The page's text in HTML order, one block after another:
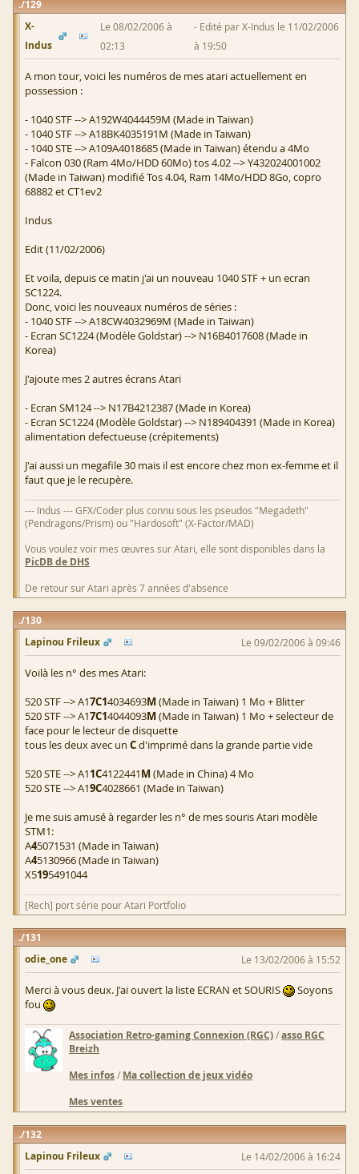
129
X-
Indus
Le 08/02/2006 à
02:13
Edité par X-Indus le 11/02/2006
à 19:50
A mon tour, voici les numéros de mes atari actuellement en
possession :
- 1040 STF --> A192W4044459M (Made in Taiwan)
- 1040 STF --> A18BK4035191M (Made in Taiwan)
- 1040 STE --> A109A4018685 (Made in Taiwan) étendu a 4Mo
- Falcon 030 (Ram 4Mo/HDD 60Mo) tos 4.02 --> Y432024001002
(Made in Taiwan) modifié Tos 4.04, Ram 14Mo/HDD 8Go, copro
68882 et CT1ev2
Indus
Edit (11/02/2006)
Et voila, depuis ce matin j'ai un nouveau 1040 STF + un ecran
SC1224.
Donc, voici les nouveaux numéros de séries :
- 1040 STF --> A18CW4032969M (Made in Taiwan)
- Ecran SC1224 (Modèle Goldstar) --> N16B4017608 (Made in
Korea)
J'ajoute mes 2 autres écrans Atari
- Ecran SM124 --> N17B4212387 (Made in Korea)
- Ecran SC1224 (Modèle Goldstar) --> N189404391 (Made in Korea)
alimentation defectueuse (crépitements)
J'ai aussi un megafile 30 mais il est encore chez mon ex-femme et il
faut que je le recupère.
--- Indus --- GFX/Coder plus connu sous les pseudos "Megadeth"
(Pendragons/Prism) ou "Hardosoft" (X-Factor/MAD)
Vous voulez voir mes œuvres sur Atari, elle sont disponibles dans la
PicDB de DHS
De retour sur Atari après 7 années d'absence
130
Lapinou Frileux
Le 09/02/2006 à 09:46
Voilà les n° des mes Atari:
520 STF --> A17C14034693M (Made in Taiwan) 1 Mo + Blitter
520 STF --> A17C14044093M (Made in Taiwan) 1 Mo + selecteur de
face pour le lecteur de disquette
tous les deux avec un Cd'imprimé dans la grande partie vide
520 STE --> A11C4122441M (Made in China) 4 Mo
520 STE --> A19C4028661 (Made in Taiwan)
Je me suis amusé à regarder les n° de mes souris Atari modèle
STM1:
A45071531 (Made in Taiwan)
A45130966 (Made in Taiwan)
X5195491044
[Rech] port série pour Atari Portfolio
131
odie_one
Le 13/02/2006 à 15:52
Merci à vous deux. J'ai ouvert la liste ECRAN et SOURIS
Soyons
fou
Association Retro-gaming Connexion (RGC)/asso RGC
Breizh
Mes infos/ Ma collection de jeux vidéo
Mes ventes
132
Lapinou Frileux
Le 14/02/2006 à 16:24